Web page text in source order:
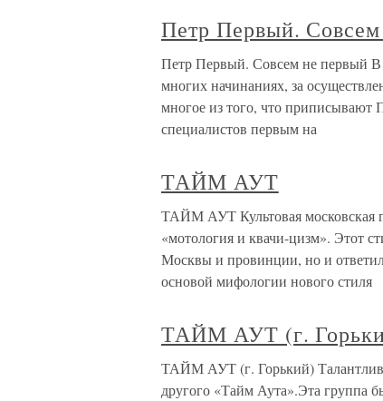
Петр Первый.
Петр Первый. Совсем не первый
многих начинаниях, за
многое из того, что
специалистов первым на
ТАЙМ АУТ
ТАЙМ АУТ Культовая московская
«мотология и квачи-цизм». Этот
Москвы и провинции, но и
основой мифологии нового стиля
ТАЙМ АУТ (г.
ТАЙМ АУТ (г. Горький)
другого «Тайм Аута».Эта группа